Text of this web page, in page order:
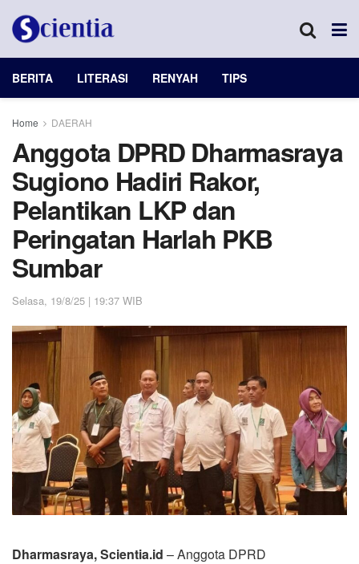
BERITA LITERASI RENYAH TIPS
Home DAERAH
Anggota DPRD Dharmasraya
Sugiono Hadiri Rakor,
Pelantikan LKP dan
Peringatan Harlah PKB
Sumbar
Selasa, 19/8/25 | 19:37 WIB
Dharmasraya, Scientia.id – Anggota DPRD